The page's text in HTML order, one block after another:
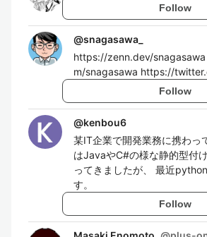
Follow
@snagasawa_
https://zenn.dev/
m/snagasawa https://
Follow
@kenbou6
某IT企業で開発業務に携わっ
はJavaやC#の様な静的型付
ってきましたが、 最近
す。
Follow